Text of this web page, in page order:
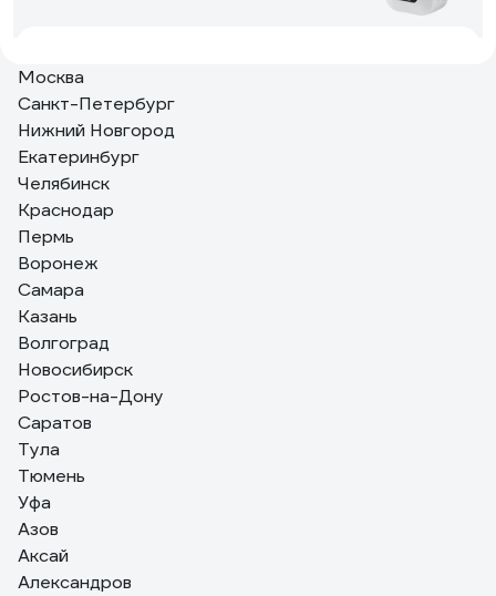
аккуратный внешний вид, крепление на стену, есть
Байпас
Отзыв о Стабилизатор напряжения
SmartWatt AVR SERVO 20000SF
Сергей
Как владелец частного дома с ужасными перепадами
напряжения (иногда падает до 160В), долго искал
надежное решение. Рекомендую.
Москва
Санкт-Петербург
Нижний Новгород
Екатеринбург
Челябинск
Краснодар
Пермь
Воронеж
Самара
Казань
Волгоград
Новосибирск
Ростов-на-Дону
Саратов
Тула
Тюмень
Уфа
Азов
Аксай
Александров